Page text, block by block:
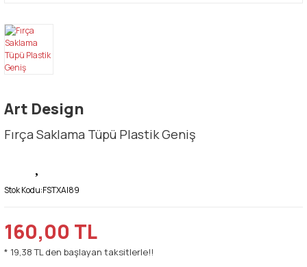
Art Design
Fırça Saklama Tüpü Plastik Geniş
Stok Kodu:FSTXAI89
160,00 TL
* 19,38 TL den başlayan taksitlerle!!